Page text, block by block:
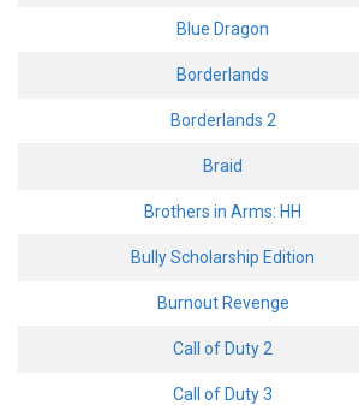
Blue Dragon
Borderlands
Borderlands 2
Braid
Brothers in Arms: HH
Bully Scholarship Edition
Burnout Revenge
Call of Duty 2
Call of Duty 3